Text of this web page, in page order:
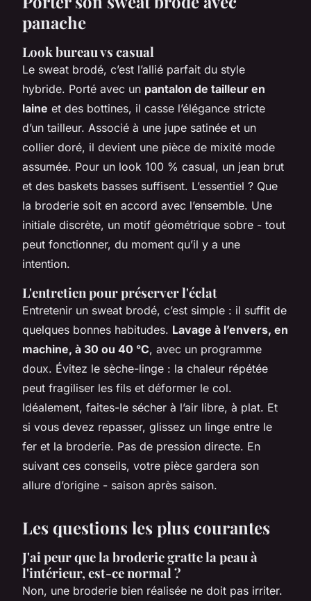
panache
Look bureau vs casual
Le sweat brodé, c’est l’allié parfait du style
hybride. Porté avec un pantalon de tailleur en
laine et des bottines, il casse l’élégance stricte
d’un tailleur. Associé à une jupe satinée et un
collier doré, il devient une pièce de mixité mode
assumée. Pour un look 100 % casual, un jean brut
et des baskets basses suffisent. L’essentiel ? Que
la broderie soit en accord avec l’ensemble. Une
initiale discrète, un motif géométrique sobre - tout
peut fonctionner, du moment qu’il y a une
intention.
L'entretien pour préserver l'éclat
Entretenir un sweat brodé, c’est simple : il suffit de
quelques bonnes habitudes. Lavage à l’envers, en
machine, à 30 ou 40 °C, avec un programme
doux. Évitez le sèche-linge : la chaleur répétée
peut fragiliser les fils et déformer le col.
Idéalement, faites-le sécher à l’air libre, à plat. Et
si vous devez repasser, glissez un linge entre le
fer et la broderie. Pas de pression directe. En
suivant ces conseils, votre pièce gardera son
allure d’origine - saison après saison.
Les questions les plus courantes
J'ai peur que la broderie gratte la peau à
l'intérieur, est-ce normal ?
Non, une broderie bien réalisée ne doit pas irriter.